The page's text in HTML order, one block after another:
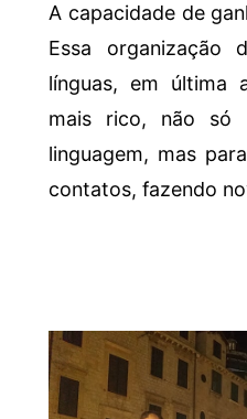
A capacidade de
Essa organização
línguas, em última
mais rico, não só
linguagem, mas
contatos, fazendo